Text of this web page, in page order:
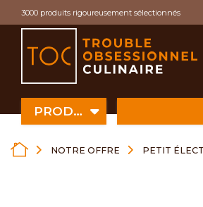
3000 produits rigoureusement sélectionnés
PRODUITS
NOTRE OFFRE PETIT